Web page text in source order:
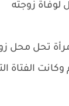
لوفاة زوجته
تحل محل
الفتاة